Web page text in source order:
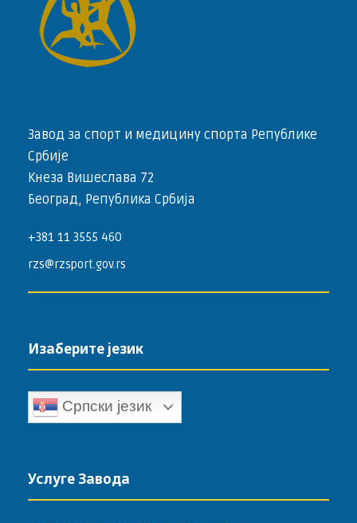
Завод за спорт и медицину спорта Републике
Србије
Кнеза Вишеслава 72
Београд, Република Србија
+381 11 3555 460
rzs@rzsport.gov.rs
Изаберите језик
Српски језик
Услуге Завода